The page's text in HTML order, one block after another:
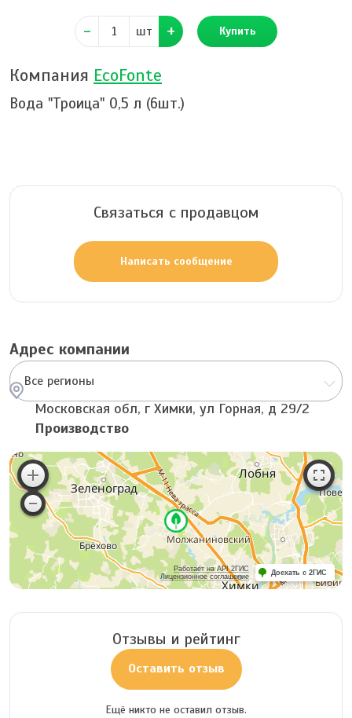
шт Купить
Компания EcoFonte
Вода "Троица" 0,5 л (6шт.)
Связаться с продавцом
Написать сообщение
Адрес компании
Все регионы
Московская обл, г Химки, ул Горная, д 29/2
Производство
Работает на API 2ГИС
Лицензионное соглашение
Доехать с 2ГИС
Отзывы и рейтинг
Оставить отзыв
Ещё никто не оставил отзыв.